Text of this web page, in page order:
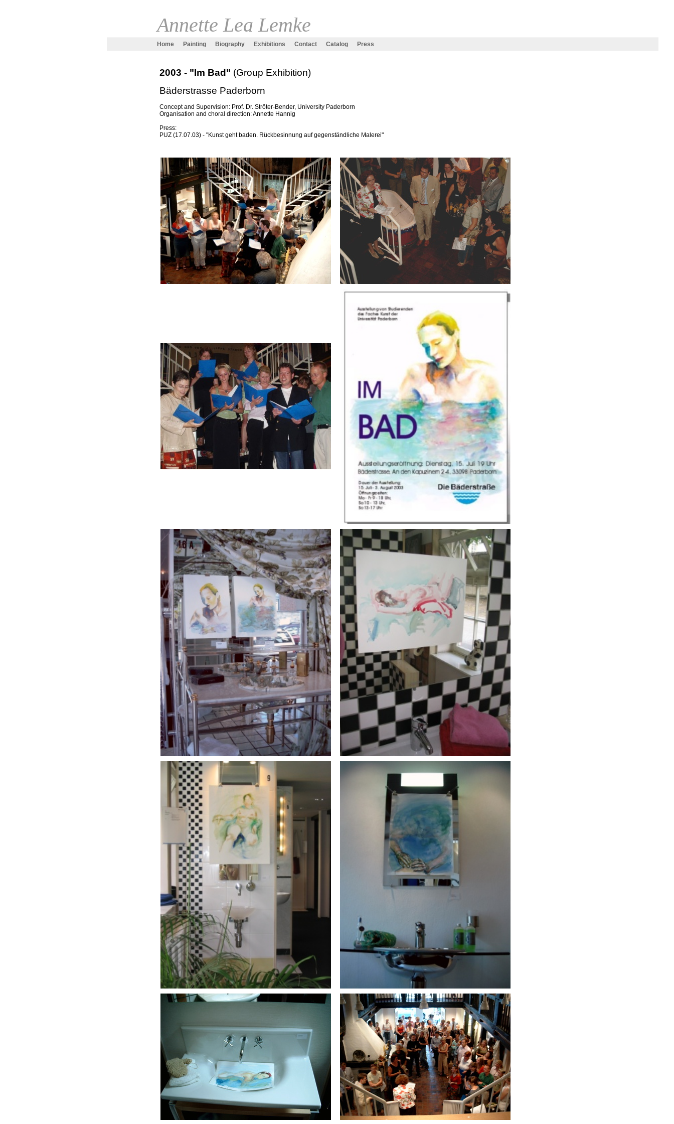
Annette Lea Lemke
Home Painting Biography Exhibitions Contact Catalog Press
2003 - "Im Bad" (Group Exhibition)
Bäderstrasse Paderborn
Concept and Supervision: Prof. Dr. Ströter-Bender, University Paderborn
Organisation and choral direction: Annette Hannig
Press:
PUZ (17.07.03) - "Kunst geht baden. Rückbesinnung auf gegenständliche Malerei"